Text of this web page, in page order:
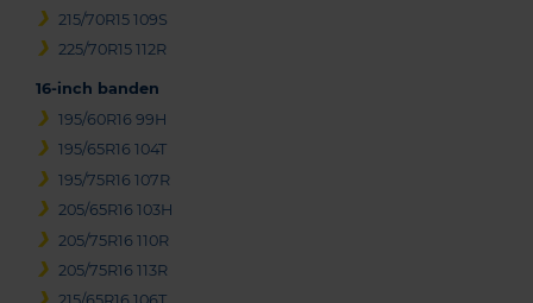
215/70R15 109S
225/70R15 112R
16-inch banden
195/60R16 99H
195/65R16 104T
195/75R16 107R
205/65R16 103H
205/75R16 110R
205/75R16 113R